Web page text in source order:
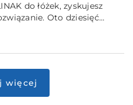
do łóżek, zyskujesz
Oto dziesięć...